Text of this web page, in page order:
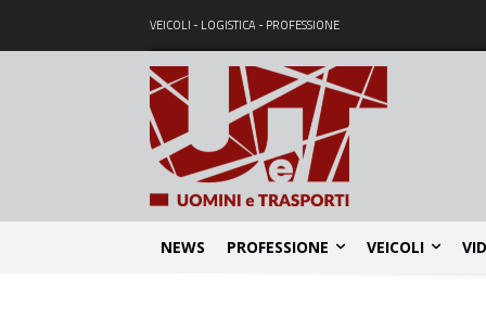
VEICOLI - LOGISTICA - PROFESSIONE
NEWS PROFESSIONE VEICOLI